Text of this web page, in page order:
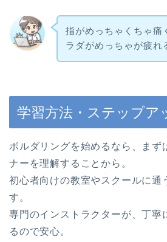
指がめっちゃくちゃ痛
ラダがめっちゃが疲れ
学習方法・ステップア
ボルダリングを始めるなら、まず
ナーを理解することから。
初心者向けの教室やスクールに通
す。
専門のインストラクターが、丁寧
るので安心。